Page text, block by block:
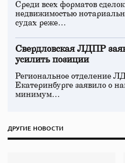
Среди всех форматов
недвижимостью
судах реже…
Свердловская ЛДПР
усилить позиции
Региональное отделение
Екатеринбурге заявило о
минимум…
ДРУГИЕ НОВОСТИ